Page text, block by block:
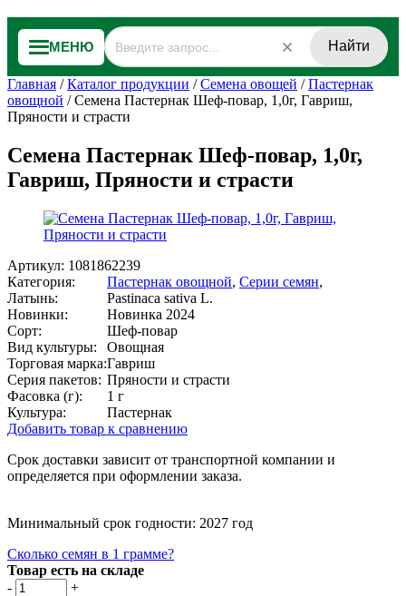
МЕНЮ Найти
Главная /Каталог продукции /Семена овощей /Пастернак
овощной /Семена Пастернак Шеф-повар, 1,0г, Гавриш,
Пряности и страсти
Семена Пастернак Шеф-повар, 1,0г,
Гавриш, Пряности и страсти
Артикул: 1081862239
Категория:
Пастернак овощной, Серии семян,
Латынь:
Pastinaca sativa L.
Новинки:
Новинка 2024
Сорт:
Шеф-повар
Вид культуры:
Овощная
Торговая марка:Гавриш
Серия пакетов: Пряности и страсти
Фасовка (г):
1 г
Культура:
Пастернак
Добавить товар к сравнению
Срок доставки зависит от транспортной компании и
определяется при оформлении заказа.
Минимальный срок годности: 2027 год
Сколько семян в 1 грамме?
Товар есть на складе
-
+